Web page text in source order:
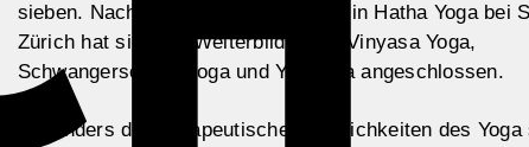
sieben. Nach ihrer Grundausbildung in Hatha Yoga bei
Zürich hat sie eine Weiterbildung in Vinyasa Yoga,
Schwangerschaftsyoga und Yin-Yoga angeschlossen.
Besonders die therapeutischen Möglichkeiten des